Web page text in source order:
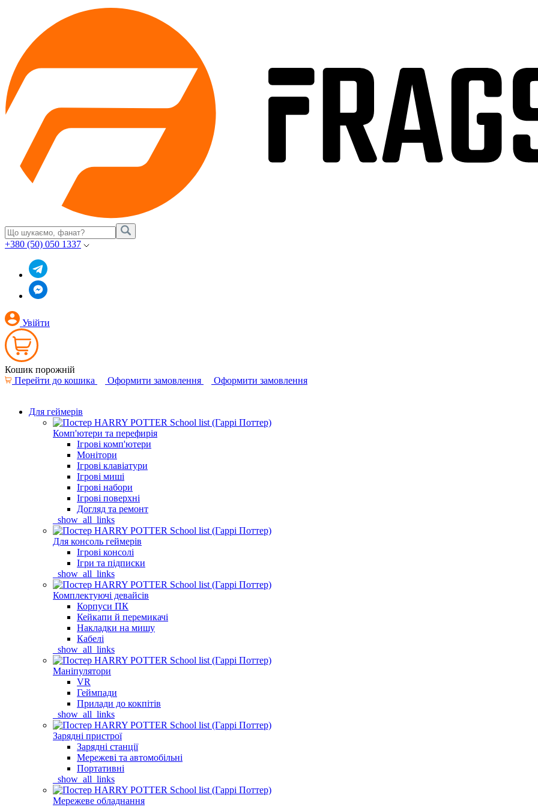
+380 (50) 050 1337
Увійти
Кошик порожній
Перейти до кошика
Оформити замовлення Оформити замовлення
Для геймерів
Комп'ютери та перефирія
Ігрові комп'ютери
Монітори
Ігрові клавіатури
Ігрові миші
Ігрові набори
Ігрові поверхні
Догляд та ремонт
_show_all_links
Для консоль геймерів
Ігрові консолі
Ігри та підписки
_show_all_links
Комплектуючі девайсів
Корпуси ПК
Кейкапи й перемикачі
Накладки на мишу
Кабелі
_show_all_links
Маніпулятори
VR
Геймпади
Прилади до кокпітів
_show_all_links
Зарядні пристрої
Зарядні станції
Мережеві та автомобільні
Портативні
_show_all_links
Мережеве обладнання